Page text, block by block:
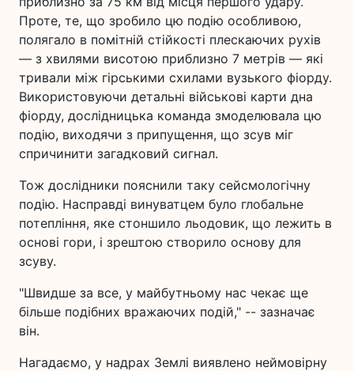
Проте, те, що зробило цю подію особливою,
полягало в помітній стійкості плескаючих рухів
— з хвилями висотою приблизно 7 метрів — які
тривали між гірськими схилами вузького фіорду.
Використовуючи детальні військові карти дна
фіорду, дослідницька команда змоделювала цю
подію, виходячи з припущення, що зсув міг
спричинити загадковий сигнал.
Тож дослідники пояснили таку сейсмологічну
подію. Насправді винуватцем було глобальне
потепління, яке стоншило льодовик, що лежить в
основі гори, і зрештою створило основу для
зсуву.
"Швидше за все, у майбутньому нас чекає ще
більше подібних вражаючих подій," -- зазначає
він.
Нагадаємо, у надрах Землі виявлено неймовірну